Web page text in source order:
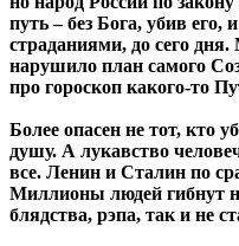
путь – без Бога, убив
страданиями, до сего дня.
нарушило план самого
про гороскоп какого-то
Более опасен не тот, кто
душу. А лукавство
все. Ленин и Сталин по
Миллионы людей гибнут
блядства, рэпа, так и не